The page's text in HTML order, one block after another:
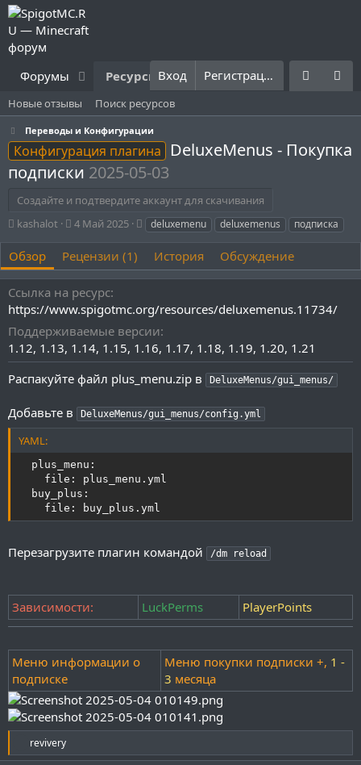
Форумы Ресурсы Что нового? Правила
Вход Регистрация
Новые отзывы Поиск ресурсов
Переводы и Конфигурации
Конфигурация плагина
DeluxeMenus - Покупка
подписки 2025-05-03
Создайте и подтвердите аккаунт для скачивания
А
т
о
р
kashalot
Д
т
а
с
о
з
а
н
я
4 Май 2025
Т
и
deluxemenu deluxemenus подписка
Обзор Рецензии (1) История Обсуждение
Ссылка на ресурс
https://www.spigotmc.org/resources/deluxemenus.11734/
Поддерживаемые версии
1.12 1.13 1.14 1.15 1.16 1.17 1.18 1.19 1.20 1.21
Распакуйте файл plus_menu.zip в
DeluxeMenus/gui_menus/
Добавьте в DeluxeMenus/gui_menus/config.yml
YAML:
  plus_menu:
    file: plus_menu.yml
  buy_plus:
    file: buy_plus.yml
Перезагрузите плагин командой /dm reload
Зависимости: LuckPerms PlayerPoints
Меню информации о
подписке
Меню покупки подписки +, 1 -
3 месяца
Р
е
revivery